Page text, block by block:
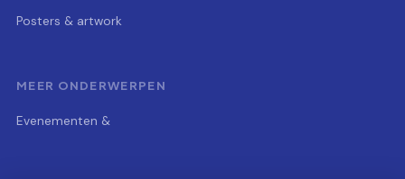
Posters & artwork
MEER ONDERWERPEN
Evenementen &